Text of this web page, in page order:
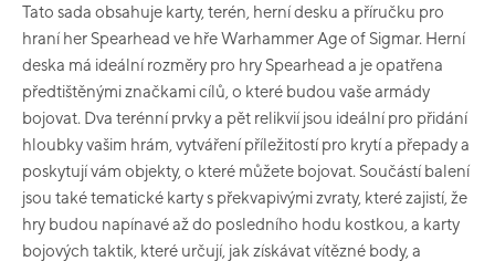
Tato sada obsahuje karty, terén, herní desku a příručku pro
hraní her Spearhead ve hře Warhammer Age of Sigmar. Herní
deska má ideální rozměry pro hry Spearhead a je opatřena
předtištěnými značkami cílů, o které budou vaše armády
bojovat. Dva terénní prvky a pět relikvií jsou ideální pro přidání
hloubky vašim hrám, vytváření příležitostí pro krytí a přepady a
poskytují vám objekty, o které můžete bojovat. Součástí balení
jsou také tematické karty s překvapivými zvraty, které zajistí, že
hry budou napínavé až do posledního hodu kostkou, a karty
bojových taktik, které určují, jak získávat vítězné body, a